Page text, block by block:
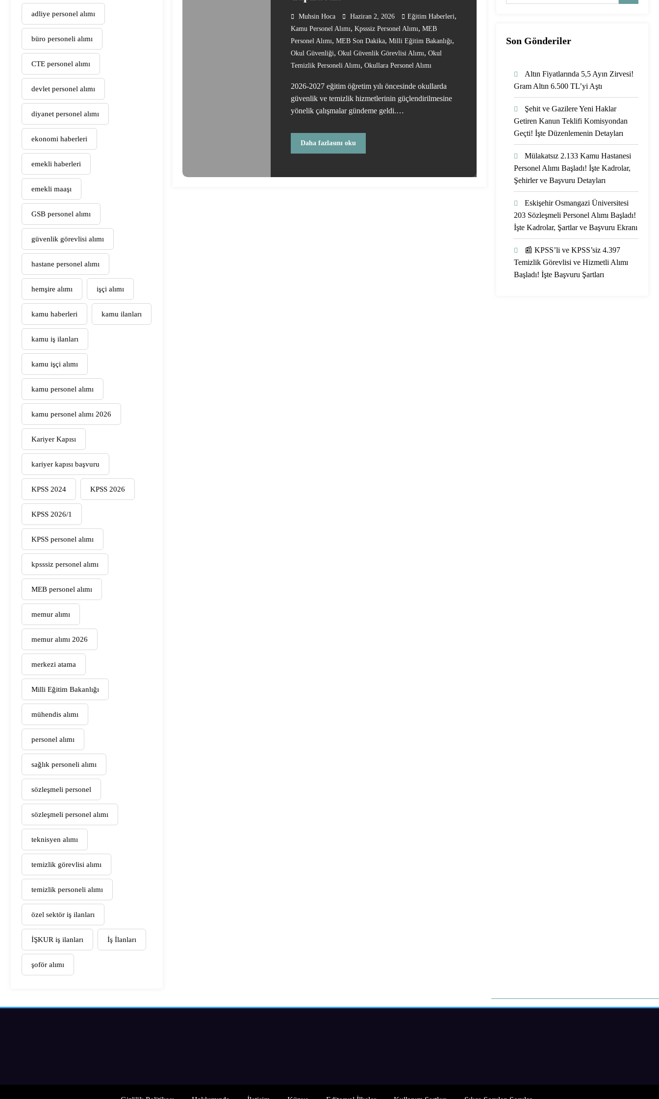
adliye personel alımı
büro personeli alımı
CTE personel alımı
devlet personel alımı
diyanet personel alımı
ekonomi haberleri
emekli haberleri
emekli maaşı
GSB personel alımı
güvenlik görevlisi alımı
hastane personel alımı
hemşire alımı işçi alımı
kamu haberleri kamu ilanları
kamu iş ilanları
kamu işçi alımı
kamu personel alımı
kamu personel alımı 2026
Kariyer Kapısı
kariyer kapısı başvuru
KPSS 2024 KPSS 2026
KPSS 2026/1
KPSS personel alımı
kpsssiz personel alımı
MEB personel alımı
memur alımı
memur alımı 2026
merkezi atama
Milli Eğitim Bakanlığı
mühendis alımı
personel alımı
sağlık personeli alımı
sözleşmeli personel
sözleşmeli personel alımı
teknisyen alımı
temizlik görevlisi alımı
temizlik personeli alımı
özel sektör iş ilanları
İŞKUR iş ilanları İş İlanları
şoför alımı
Muhsin Hoca Haziran 2, 2026 Eğitim Haberleri,
Kamu Personel Alımı, Kpsssiz Personel Alımı, MEB
Personel Alımı, MEB Son Dakika, Milli Eğitim Bakanlığı,
Okul Güvenliği, Okul Güvenlik Görevlisi Alımı, Okul
Temizlik Personeli Alımı, Okullara Personel Alımı
2026-2027 eğitim öğretim yılı öncesinde okullarda
güvenlik ve temizlik hizmetlerinin güçlendirilmesine
yönelik çalışmalar gündeme geldi.…
Daha fazlasını oku
Son Gönderiler
Altın Fiyatlarında 5,5 Ayın Zirvesi!
Gram Altın 6.500 TL’yi Aştı
Şehit ve Gazilere Yeni Haklar
Getiren Kanun Teklifi Komisyondan
Geçti! İşte Düzenlemenin Detayları
Mülakatsız 2.133 Kamu Hastanesi
Personel Alımı Başladı! İşte Kadrolar,
Şehirler ve Başvuru Detayları
Eskişehir Osmangazi Üniversitesi
203 Sözleşmeli Personel Alımı Başladı!
İşte Kadrolar, Şartlar ve Başvuru Ekranı
📰 KPSS’li ve KPSS’siz 4.397
Temizlik Görevlisi ve Hizmetli Alımı
Başladı! İşte Başvuru Şartları